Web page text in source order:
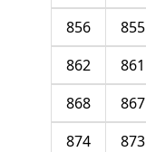
855
856
861
862
867
868
873
874